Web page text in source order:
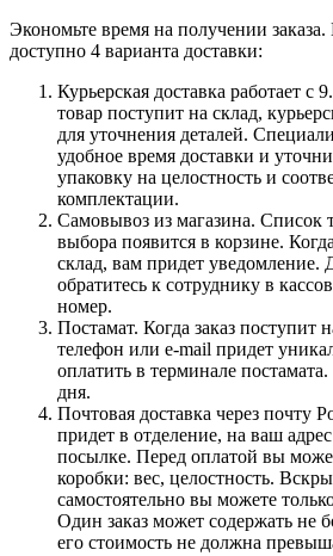
Экономьте время на получении
доступно 4 варианта доставки:
Курьерская доставка работает с
товар поступит на склад,
для уточнения деталей.
удобное время доставки и
упаковку на целостность и
комплектации.
Самовывоз из магазина. Список
выбора появится в корзине.
склад, вам придет уведомление.
обратитесь к сотруднику в
номер.
Постамат. Когда заказ поступит
телефон или e-mail придет
оплатить в терминале
дня.
Почтовая доставка через почту
придет в отделение, на ваш
посылке. Перед оплатой вы
коробки: вес, целостность.
самостоятельно вы можете
Один заказ может содержать не
его стоимость не должна